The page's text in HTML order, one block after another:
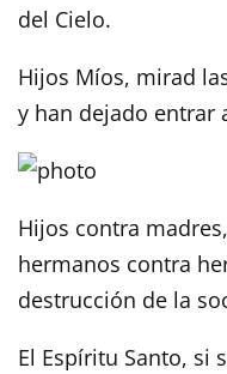
del Cielo.
Hijos Míos, mirad
y han dejado entrar
Hijos contra
hermanos contra
destrucción de la
El Espíritu Santo, si